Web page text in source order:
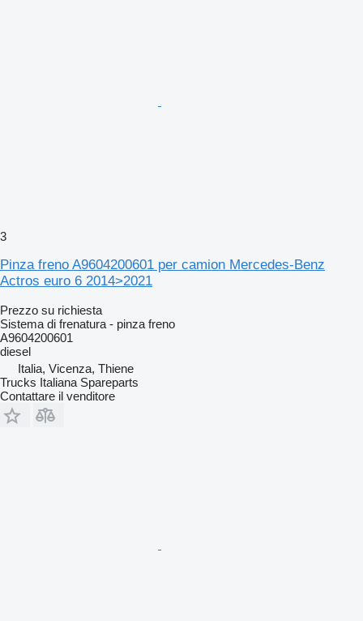
3
Pinza freno A9604200601 per camion Mercedes-Benz
Actros euro 6 2014>2021
Prezzo su richiesta
Sistema di frenatura - pinza freno
A9604200601
diesel
Italia, Vicenza, Thiene
Trucks Italiana Spareparts
Contattare il venditore